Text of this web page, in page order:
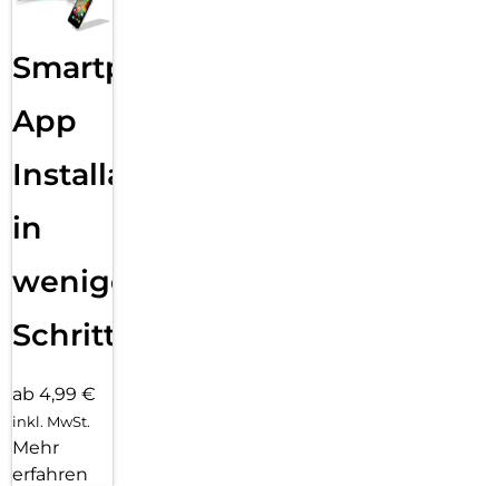
Smartphone
App
Installation
in
wenigen
Schritten
ab 4,99 €
inkl. MwSt.
Mehr
erfahren